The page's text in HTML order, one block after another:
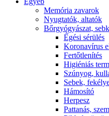
Memória zavarok
Nyugtatók, altatók
Bőrgyógyászat,
É́gési sérülés
Koronavírus
Fertőtlenítés
Higiéniás
Szúnyog,
Sebek,
Hámosító
Herpesz
Pattanás,